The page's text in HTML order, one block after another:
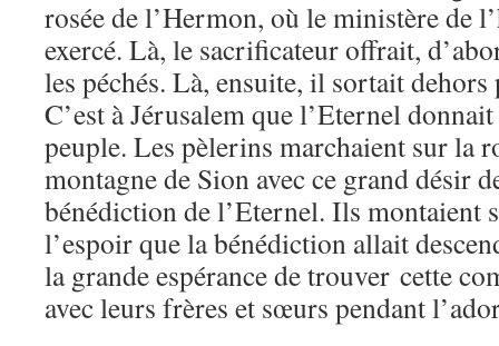
rosée de l’Hermon, où le ministère de
exercé. Là, le sacrificateur offrait,
les péchés. Là, ensuite, il sortait
C’est à Jérusalem que l’Eternel
peuple. Les pèlerins marchaient sur la
montagne de Sion avec ce grand désir
bénédiction de l’Eternel. Ils montaient
l’espoir que la bénédiction allait
la grande espérance de trouver cette
avec leurs frères et sœurs pendant